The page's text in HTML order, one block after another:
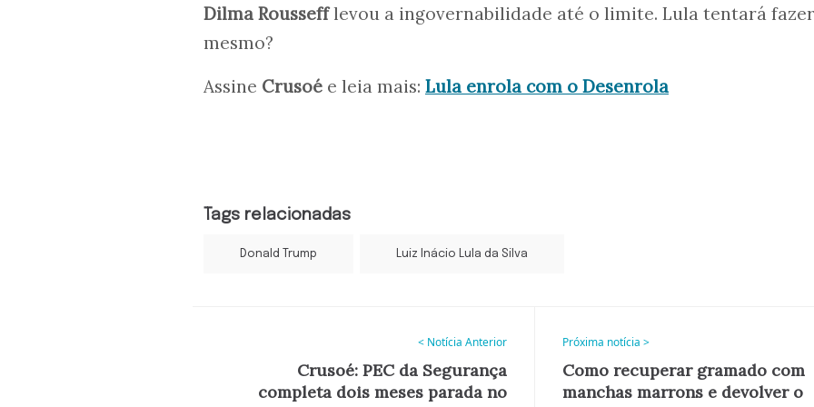
Dilma Roussefflevou a ingovernabilidade até o limite. Lula tentará
mesmo?
Assine Crusoé e leia mais: Lula enrola com o Desenrola
Tags relacionadas
Donald Trump Luiz Inácio Lula da Silva
< Notícia Anterior
Crusoé: PEC da Segurança
completa dois meses parada no
Próxima notícia >
Como recuperar gramado com
manchas marrons e devolver o